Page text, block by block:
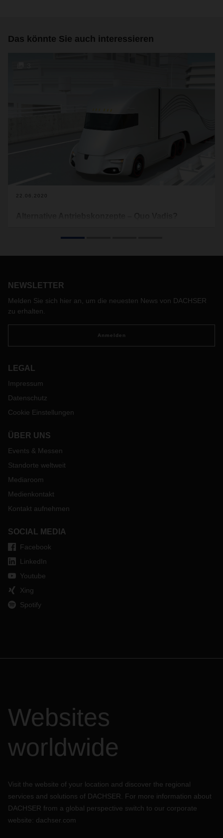
Das könnte Sie auch interessieren
22.06.2020
ihrer praktischen Anwendung im Logistiknetz.
NEWSLETTER
Melden Sie sich hier an, um die neuesten News von DACHSER
zu erhalten.
Anmelden
LEGAL
Impressum
Datenschutz
Cookie Einstellungen
ÜBER UNS
Events & Messen
Standorte weltweit
Mediaroom
Medienkontakt
Kontakt aufnehmen
SOCIAL MEDIA
Facebook
LinkedIn
Youtube
Xing
Spotify
Websites
worldwide
Visit the website of your location and discover the regional
services and solutions of DACHSER. For more information about
DACHSER from a global perspective switch to our corporate
website: dachser.com